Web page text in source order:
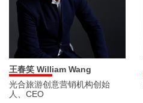
王春笑 William Wang
光合旅游创意营销机构创始
人、CEO